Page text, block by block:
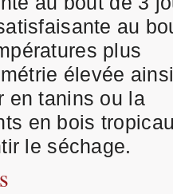
au
plus
élevée
en tanins ou la
en bois
le séchage.